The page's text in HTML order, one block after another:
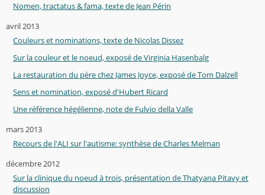
Nomen, tractatus & fama, texte de Jean Périn
avril 2013
Couleurs et nominations, texte de Nicolas Dissez
Sur la couleur et le noeud, exposé de Virginia Hasenbalg
La restauration du père chez James Joyce, exposé de Tom Dalzell
Sens et nomination, exposé d'Hubert Ricard
Une référence hégélienne, note de Fulvio della Valle
mars 2013
Recours de l'ALI sur l'autisme: synthèse de Charles Melman
décembre 2012
Sur la clinique du noeud à trois, présentation de Thatyana Pitavy et
discussion